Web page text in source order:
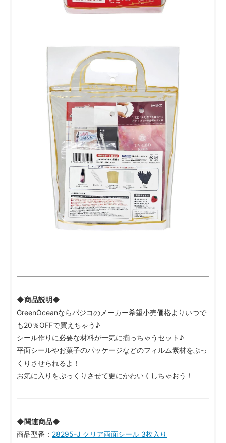
◆商品説明◆
GreenOceanならパジコのメーカー希望小売価格よりいつで
も20％OFFで買えちゃう♪
シール作りに必要な材料が一気に揃っちゃうセット♪
平面シールやお菓子のパッケージなどのフィルム素材をぷっ
くりさせられるよ！
お気に入りをぷっくりさせて更にかわいくしちゃおう！
◆関連商品◆
商品型番： 28295-J クリア両面シール 3枚入り